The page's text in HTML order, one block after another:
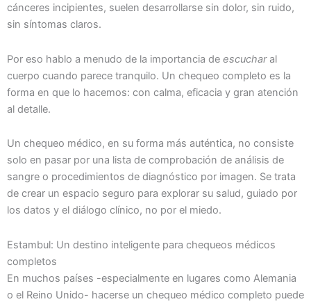
cánceres incipientes, suelen desarrollarse sin dolor, sin ruido,
sin síntomas claros.
Por eso hablo a menudo de la importancia de escucharal
cuerpo cuando parece tranquilo. Un chequeo completo es la
forma en que lo hacemos: con calma, eficacia y gran atención
al detalle.
Un chequeo médico, en su forma más auténtica, no consiste
solo en pasar por una lista de comprobación de análisis de
sangre o procedimientos de diagnóstico por imagen. Se trata
de crear un espacio seguro para explorar su salud, guiado por
los datos y el diálogo clínico, no por el miedo.
Estambul: Un destino inteligente para chequeos médicos
completos
En muchos países -especialmente en lugares como Alemania
o el Reino Unido- hacerse un chequeo médico completo puede